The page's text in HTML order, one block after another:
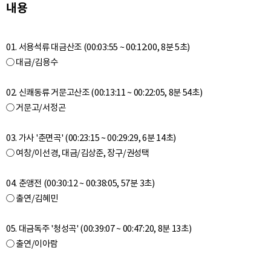
내용
01. 서용석류 대금산조 (00:03:55 ~ 00:12:00, 8분 5초)
○ 대금/김용수
02. 신쾌동류 거문고산조 (00:13:11 ~ 00:22:05, 8분 54초)
○ 거문고/서정곤
03. 가사 '춘면곡' (00:23:15 ~ 00:29:29, 6분 14초)
○ 여창/이선경, 대금/김상준, 장구/권성택
04. 춘앵전 (00:30:12 ~ 00:38:05, 57분 3초)
○ 출연/김혜민
05. 대금독주 '청성곡' (00:39:07 ~ 00:47:20, 8분 13초)
○ 출연/이아람